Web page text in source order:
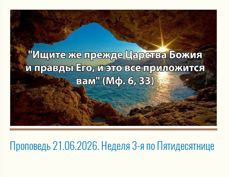
Проповедь 21.06.2026. Неделя 3-я по Пятидесятнице